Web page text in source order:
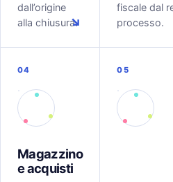
dall’origine
alla chiusura.
↘
fiscale dal
processo.
04
Magazzino
e acquisti
05